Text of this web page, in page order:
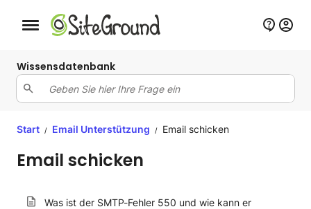
Schaltfläche Mobile Navigation
Wissensdatenbank
Start / Email Unterstützung / Email schicken
Email schicken
Was ist der SMTP-Fehler 550 und wie kann er